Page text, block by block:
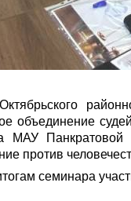
объединение
МАУ
против
семинара